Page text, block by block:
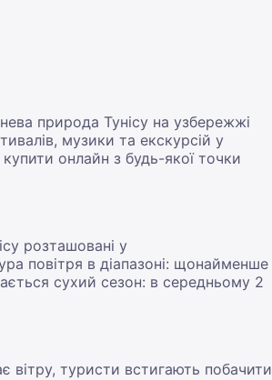
природа Тунісу на узбережжі
музики та екскурсій у
онлайн з будь-якої точки
розташовані у
повітря в діапазоні: щонайменше
сухий сезон: в середньому 2
вітру, туристи встигають побачити